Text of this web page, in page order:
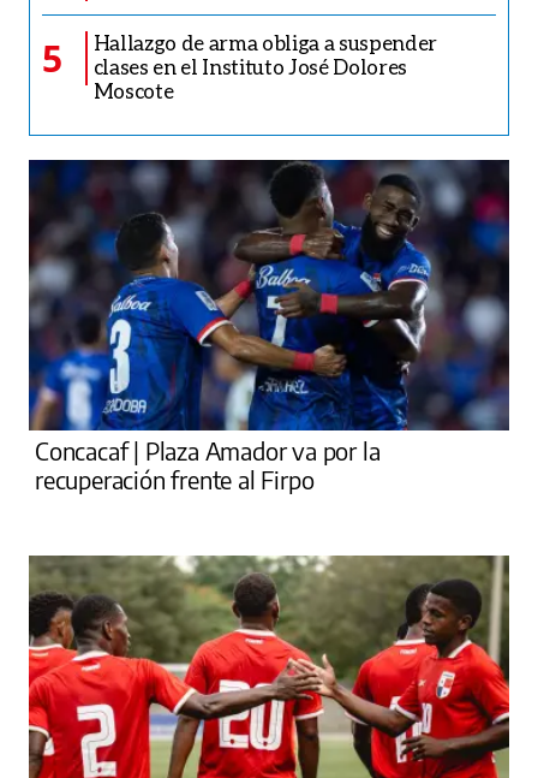
5
Hallazgo de arma obliga a suspender
clases en el Instituto José Dolores
Moscote
Concacaf | Plaza Amador va por la
recuperación frente al Firpo